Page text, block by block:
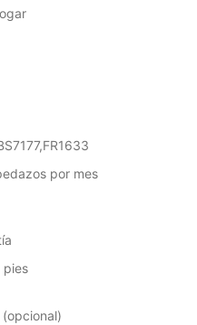
por mes
pies
(opcional)